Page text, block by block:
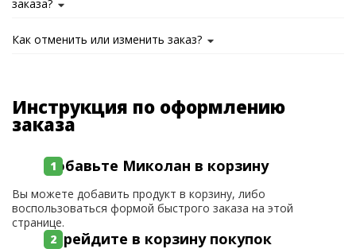
заказа?
Как отменить или изменить заказ?
Инструкция по оформлению
заказа
Добавьте Миколан в корзину
Вы можете добавить продукт в корзину, либо
воспользоваться формой быстрого заказа на этой
странице.
Перейдите в корзину покупок